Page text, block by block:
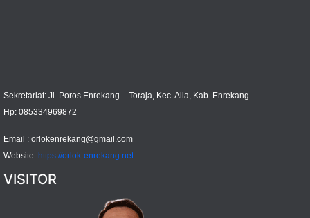
Sekretariat: Jl. Poros Enrekang – Toraja, Kec. Alla, Kab. Enrekang.
Hp: 085334969872
Email : orlokenrekang@gmail.com
Website: https://orlok-enrekang.net
VISITOR